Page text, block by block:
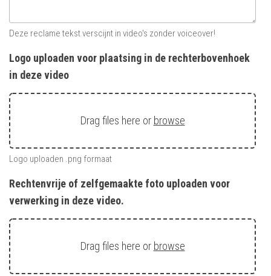
Deze reclame tekst verscijnt in video's zonder voiceover!
Logo uploaden voor plaatsing in de rechterbovenhoek
in deze video
Drag files here or browse
Logo uploaden .png formaat
Rechtenvrije of zelfgemaakte foto uploaden voor
verwerking in deze video.
Drag files here or browse